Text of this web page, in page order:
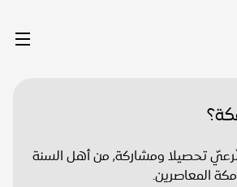
تحصيلا ومشاركة, من أهل السنة
المعاصرين.